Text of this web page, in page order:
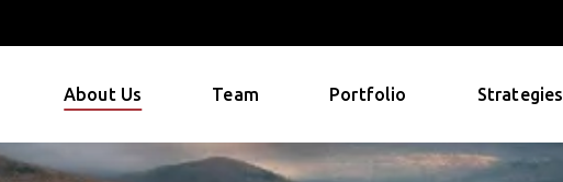
About Us Team Portfolio Strategies